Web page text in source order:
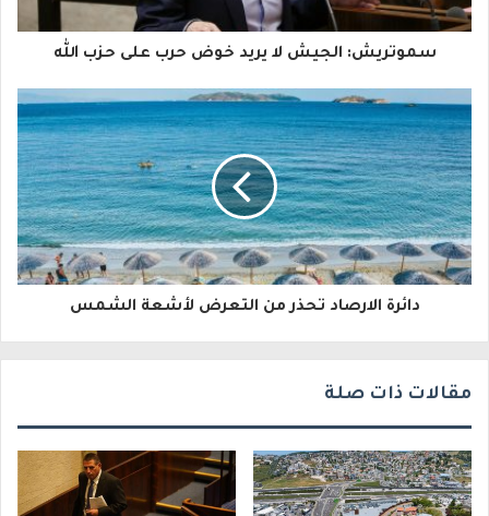
ا
إ
ل
ك
ت
ر
ن
سموتريش: الجيش لا يريد خوض حرب على حزب الله
دائرة الارصاد تحذر من التعرض لأشعة الشمس
مقالات ذات صلة